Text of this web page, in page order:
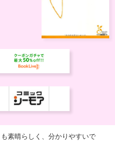
素晴らしく、分かりやすいで